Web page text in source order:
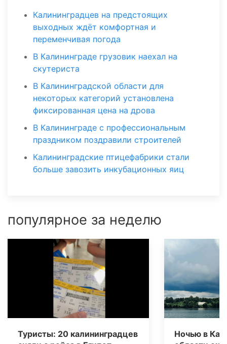
Калининградцев на предстоящих
выходных ждёт комфортная и
переменчивая погода
В Калининграде грузовик наехал на
скутериста
В Калининградской области для
некоторых категорий установлена
фиксированная цена на дрова
В Калининграде с профессиональным
праздником поздравили строителей
Калининградские птицефабрики стали
больше завозить инкубационных яиц
популярное за неделю
Туристы: 20 калининградцев
Ночью в